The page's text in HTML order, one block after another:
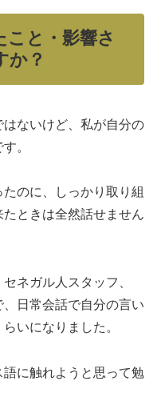
と・影響さ
か？
ないけど、私が自分の
。
のに、しっかり取り組
ときは全然話せません
ネガル人スタッフ、
日常会話で自分の言い
いになりました。
に触れようと思って勉